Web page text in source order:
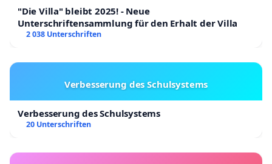
"Die Villa" bleibt 2025! - Neue
Unterschriftensammlung für den Erhalt der Villa
2 038 Unterschriften
Verbesserung des Schulsystems
Verbesserung des Schulsystems
20 Unterschriften